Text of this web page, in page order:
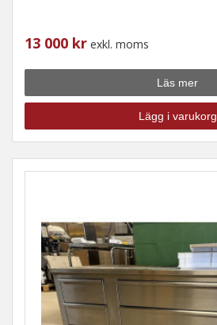
13 000 kr exkl. moms
Läs mer
Lägg i varukorg